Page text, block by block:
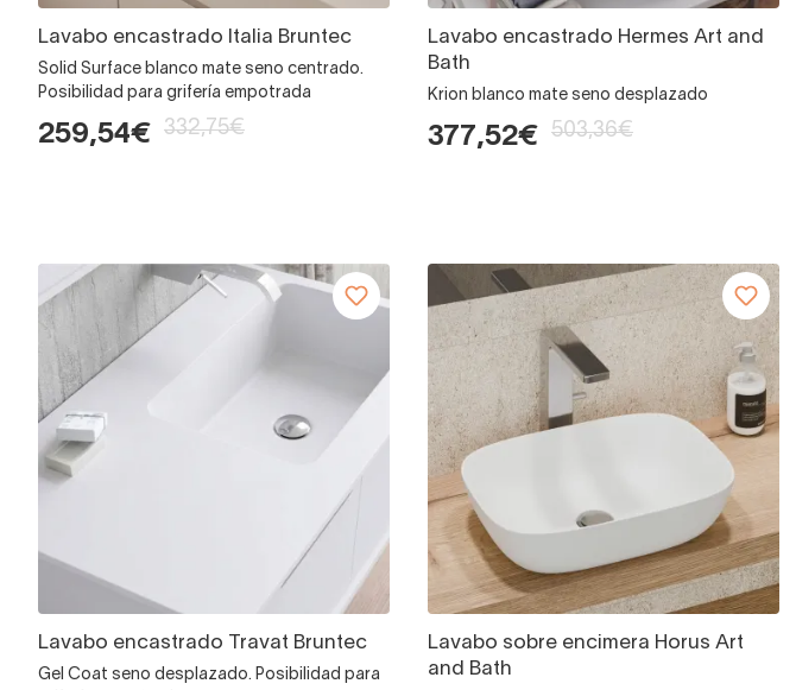
Lavabo encastrado Italia Bruntec
Solid Surface blanco mate seno centrado.
Posibilidad para grifería empotrada
259,54€ 332,75€
Lavabo encastrado Hermes Art and
Bath
Krion blanco mate seno desplazado
377,52€ 503,36€
Lavabo encastrado Travat Bruntec
Gel Coat seno desplazado. Posibilidad para
Lavabo sobre encimera Horus Art
and Bath